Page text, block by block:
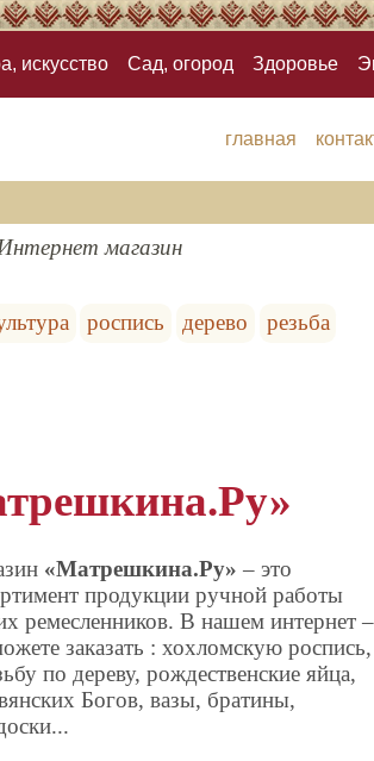
искусство Сад, огород Здоровье
главная
магазин
роспись дерево
резьба
«Матрешкина.Ру» – это
продукции ручной работы
ремесленников. В нашем интернет –
заказать : хохломскую роспись,
по дереву, рождественские яйца,
Богов, вазы, братины,